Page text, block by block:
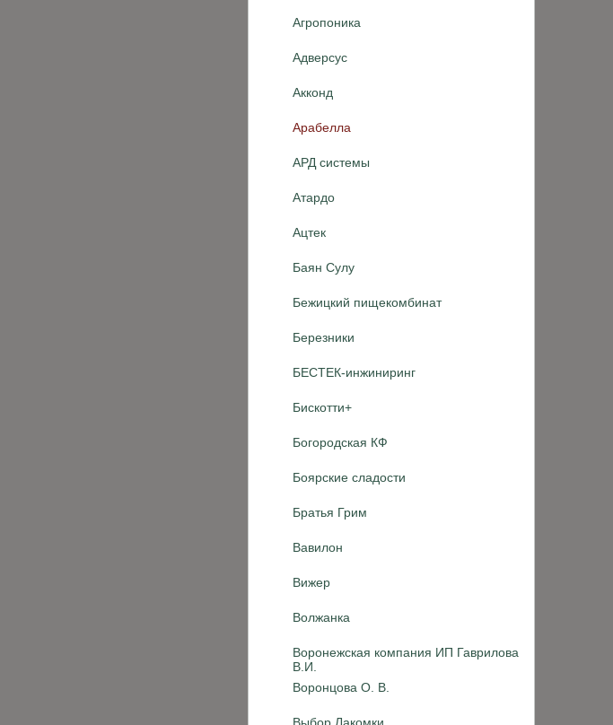
Агропоника
Адверсус
Акконд
Арабелла
АРД системы
Атардо
Ацтек
Баян Сулу
Бежицкий пищекомбинат
Березники
БЕСТЕК-инжиниринг
Бискотти+
Богородская КФ
Боярские сладости
Братья Грим
Вавилон
Вижер
Волжанка
Воронежская компания ИП Гаврилова
В.И.
Воронцова О. В.